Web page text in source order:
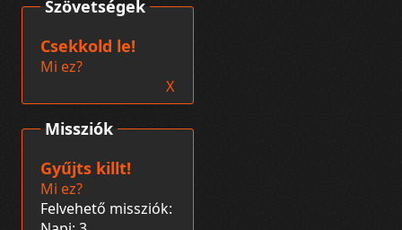
Missziók
Gyűjts killt!
Mi ez?
Felvehető missziók:
Szövetségek
Csekkold le!
Mi ez?
X